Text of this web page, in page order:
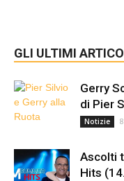
GLI ULTIMI
Gerry
di Pier
Notizie
Ascolti
Hits